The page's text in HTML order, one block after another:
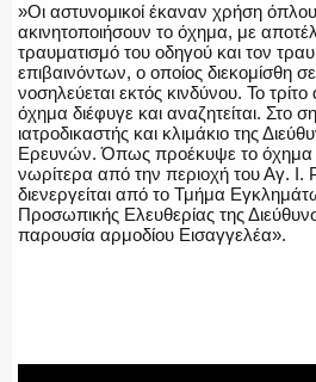
»Οι αστυνομικοί έκαναν χρήση
ακινητοποιήσουν το όχημα, με
τραυματισμό του οδηγού και τον
επιβαινόντων, ο οποίος διεκομίσθη
νοσηλεύεται εκτός κινδύνου. Το
όχημα διέφυγε και αναζητείται. Στο
ιατροδικαστής και κλιμάκιο της
Ερευνών. Όπως προέκυψε το όχημα
νωρίτερα από την περιοχή του Αγ.
διενεργείται από το Τμήμα
Προσωπικής Ελευθερίας της
παρουσία αρμοδίου Εισαγγελέα».